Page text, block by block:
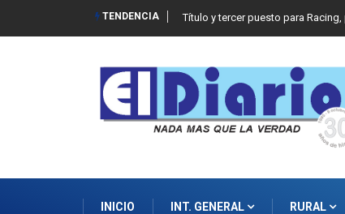
TENDENCIA Título y tercer puesto para
INICIO INT. GENERAL RURAL